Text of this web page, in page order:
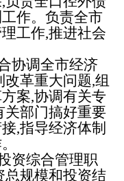
作。负责全市
工作,推进社会
调全市经济
革重大问题,组
案,协调有关专
关部门搞好重要
,指导经济体制
。
综合管理职
总规模和投资结